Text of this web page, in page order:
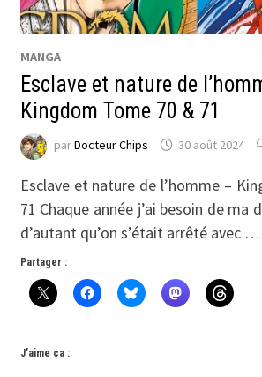
MANGA
Esclave et nature de
Kingdom Tome 70 & 71
parDocteur Chips 30 août 2024
Esclave et nature de l’homme –
71 Chaque année j’ai besoin de ma
d’autant qu’on s’était arrêté avec …
Partager :
J’aime ça :